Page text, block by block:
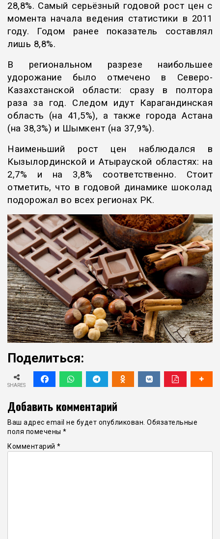
28,8%. Самый серьёзный годовой рост цен с
момента начала ведения статистики в 2011
году. Годом ранее показатель составлял
лишь 8,8%.
В региональном разрезе наибольшее
удорожание было отмечено в Северо-
Казахстанской области: сразу в полтора
раза за год. Следом идут Карагандинская
область (на 41,5%), а также города Астана
(на 38,3%) и Шымкент (на 37,9%).
Наименьший рост цен наблюдался в
Кызылординской и Атырауской областях: на
2,7% и на 3,8% соответственно. Стоит
отметить, что в годовой динамике шоколад
подорожал во всех регионах РК.
Поделиться:
SHARES
Добавить комментарий
Ваш адрес email не будет опубликован. Обязательные
поля помечены *
Комментарий *